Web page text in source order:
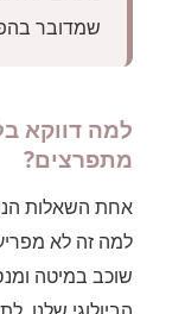
שמדובר
למה דווקא
מתפרצים?
אחת השאלות
למה זה לא
שוכב במיטה